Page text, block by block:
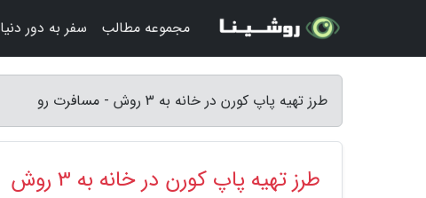
طرز تهیه پاپ کورن در خانه به 3 روش - مسافرت رو
طرز تهیه پاپ کورن در خانه به 3 روش
مجموعه مطالب سفر به دور دنیا